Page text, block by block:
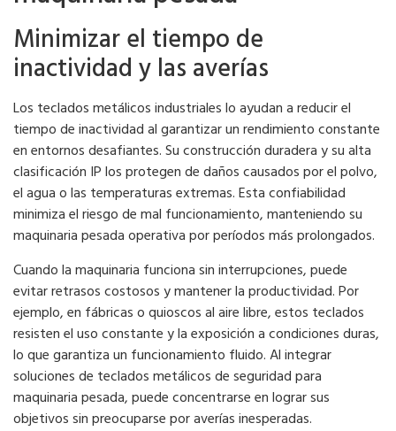
Minimizar el tiempo de
inactividad y las averías
Los teclados metálicos industriales lo ayudan a reducir el
tiempo de inactividad al garantizar un rendimiento constante
en entornos desafiantes. Su construcción duradera y su alta
clasificación IP los protegen de daños causados ​​por el polvo,
el agua o las temperaturas extremas. Esta confiabilidad
minimiza el riesgo de mal funcionamiento, manteniendo su
maquinaria pesada operativa por períodos más prolongados.
Cuando la maquinaria funciona sin interrupciones, puede
evitar retrasos costosos y mantener la productividad. Por
ejemplo, en fábricas o quioscos al aire libre, estos teclados
resisten el uso constante y la exposición a condiciones duras,
lo que garantiza un funcionamiento fluido. Al integrar
soluciones de teclados metálicos de seguridad para
maquinaria pesada, puede concentrarse en lograr sus
objetivos sin preocuparse por averías inesperadas.